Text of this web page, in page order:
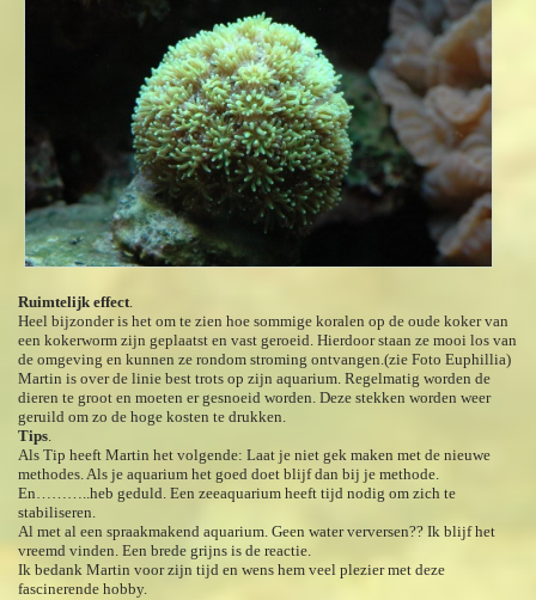
Ruimtelijk effect.
Heel bijzonder is het om te zien hoe sommige koralen op de oude koker van
een kokerworm zijn geplaatst en vast geroeid. Hierdoor staan ze mooi los van
de omgeving en kunnen ze rondom stroming ontvangen.(zie Foto Euphillia)
Martin is over de linie best trots op zijn aquarium. Regelmatig worden de
dieren te groot en moeten er gesnoeid worden. Deze stekken worden weer
geruild om zo de hoge kosten te drukken.
Tips.
Als Tip heeft Martin het volgende: Laat je niet gek maken met de nieuwe
methodes. Als je aquarium het goed doet blijf dan bij je methode.
En………..heb geduld. Een zeeaquarium heeft tijd nodig om zich te
stabiliseren.
Al met al een spraakmakend aquarium. Geen water verversen?? Ik blijf het
vreemd vinden. Een brede grijns is de reactie.
Ik bedank Martin voor zijn tijd en wens hem veel plezier met deze
fascinerende hobby.